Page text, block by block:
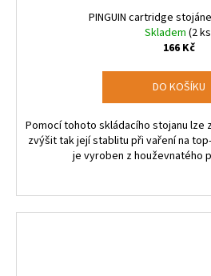
PINGUIN cartridge
Skladem (2
166 Kč
DO KOŠÍKU
Pomocí tohoto skládacího stojanu lze
zvýšit tak její stablitu při vaření na
je vyroben z houževnatého